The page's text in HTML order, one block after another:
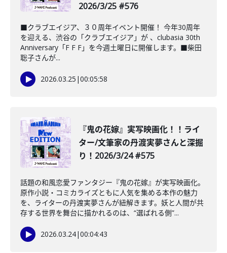
2026/3/25 #576
■クラブエイジア、３０周年イベント開催！ 今年30周年
を迎える、渋谷の「クラブエイジア」が 、clubasia 30th
Anniversary「F F F」を今週土曜日に開催します。■柴田
聡子さんが...
2026.03.25 |00:05:58
️『鬼の花嫁』実写映画化！！ライ
ター/文筆家の丹渡実夢さんと深掘
り！2026/3/24 #575
話題の和風恋愛ファンタジー『鬼の花嫁』が実写映画化。
原作小説・コミカライズともに人気を集める本作の魅力
を、ライターの丹渡実夢さんが紐解きます。妖と人間が共
存する世界を舞台に描かれるのは、“選ばれる側”...
2026.03.24|00:04:43